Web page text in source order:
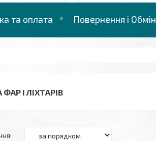
та оплата Повернення і Обмін
ФАР І ЛІХТАРІВ